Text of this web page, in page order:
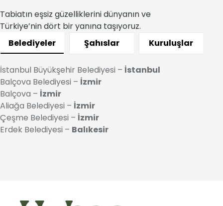
Tabiatın eşsiz güzelliklerini dünyanın ve
Türkiye’nin dört bir yanına taşıyoruz.
Belediyeler
Şahıslar Kuruluşlar
İstanbul Büyükşehir Belediyesi – İstanbul
Balçova Belediyesi – İzmir
Balçova – İzmir
Aliağa Belediyesi – İzmir
Çeşme Belediyesi – İzmir
Erdek Belediyesi – Balıkesir